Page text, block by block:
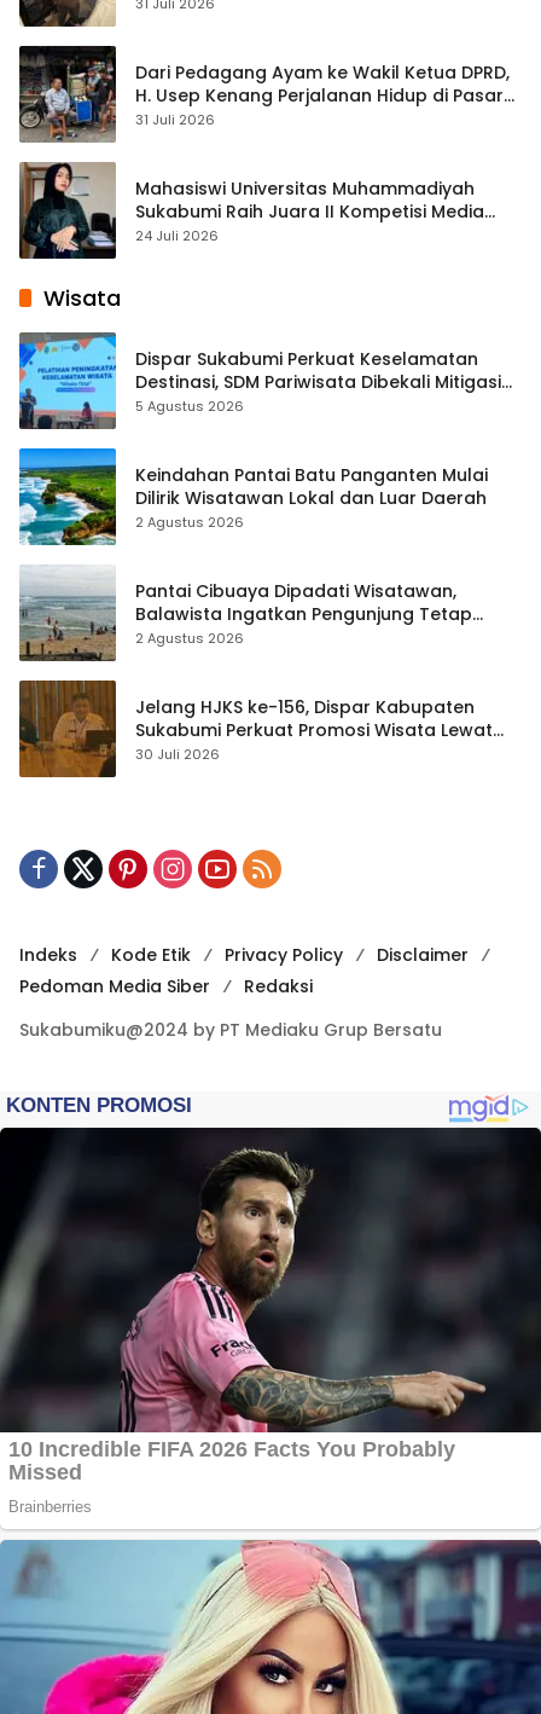
Dari Pedagang Ayam ke Wakil Ketua DPRD,
H. Usep Kenang Perjalanan Hidup di Pasar
Cisaat
31 Juli 2026
Mahasiswi Universitas Muhammadiyah
Sukabumi Raih Juara II Kompetisi Media
Pembelajaran Digital Tingkat Internasional
24 Juli 2026
Wisata
Dispar Sukabumi Perkuat Keselamatan
Destinasi, SDM Pariwisata Dibekali Mitigasi
hingga Teknik Evakuasi
5 Agustus 2026
Keindahan Pantai Batu Panganten Mulai
Dilirik Wisatawan Lokal dan Luar Daerah
2 Agustus 2026
Pantai Cibuaya Dipadati Wisatawan,
Balawista Ingatkan Pengunjung Tetap
Waspada
2 Agustus 2026
Jelang HJKS ke-156, Dispar Kabupaten
Sukabumi Perkuat Promosi Wisata Lewat
Publikasi Digital
30 Juli 2026
Indeks Kode Etik Privacy Policy
Disclaimer
Pedoman Media Siber
Redaksi
Sukabumiku@2024 by PT Mediaku Grup Bersatu